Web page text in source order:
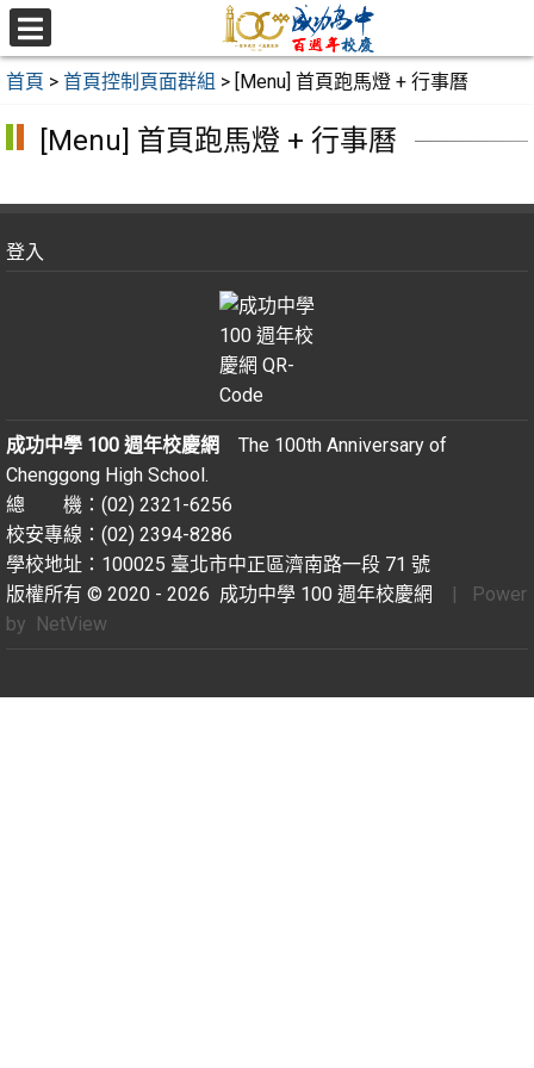
跳
至
主首頁 > 首頁控制頁面群組 > [Menu] 首頁跑馬燈 + 行事曆
[Menu] 首頁跑馬燈 + 行事曆
登入
成功中學 100 週年校慶網
The 100th Anniversary of
Chenggong High School.
總 機：(02) 2321-6256
校安專線：(02) 2394-8286
學校地址：100025 臺北市中正區濟南路一段 71 號
版權所有 © 2020 - 2026 成功中學 100 週年校慶網
| Power
by NetView
選
單